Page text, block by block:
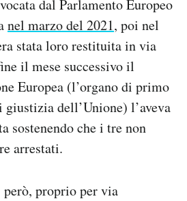
dal Parlamento Europeo
nel marzo del 2021, poi nel
stata loro restituita in via
il mese successivo il
Europea (l’organo di primo
dell’Unione) l’aveva
sostenendo che i tre non
arrestati.
proprio per via